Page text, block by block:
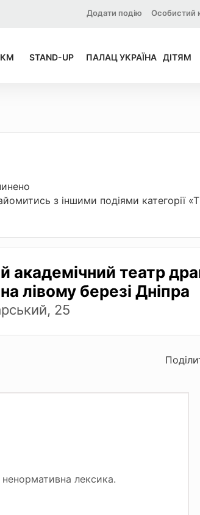
Особистий
Додати подію
STAND-UP ПАЛАЦ УКРАЇНА ДІТЯМ
з іншими подіями категорії
академічний театр
на лівому березі Дніпра
25
лексика.